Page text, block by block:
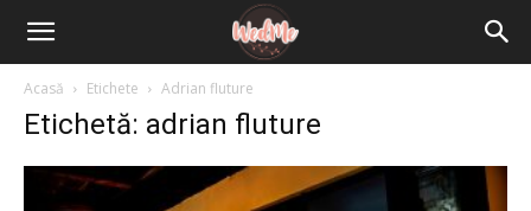
Acasă Etichete Adrian fluture
Etichetă: adrian fluture